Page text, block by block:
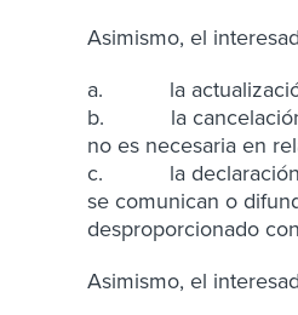
Asimismo, el
a. la actualización,
b. la cancelación,
no es necesaria en
c. la declaración de
se comunican o
desproporcionado
Asimismo, el